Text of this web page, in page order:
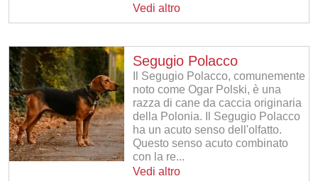
Vedi altro
Segugio Polacco
Il Segugio Polacco, comunemente
noto come Ogar Polski, è una
razza di cane da caccia originaria
della Polonia. Il Segugio Polacco
ha un acuto senso dell'olfatto.
Questo senso acuto combinato
con la re...
Vedi altro